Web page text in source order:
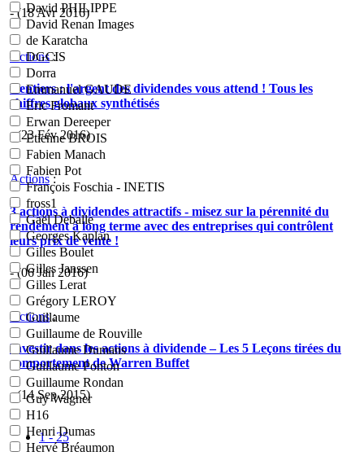
David PHILIPPE
David Renan Images
de Karatcha
DGCIS
Dorra
Emmanuel GAUDE
Eric Fromant
Erwan Dereeper
Etienne BROIS
Fabien Manach
Fabien Pot
François Foschia - INETIS
fross1
Gaël Deballe
Georges Kaplan
Gilles Boulet
Gilles Janssen
Gilles Lerat
Grégory LEROY
Guillaume
Guillaume de Rouville
Guillaume Dumans
Guillaume Ponton
Guillaume Rondan
Guy Wagner
H16
Henri Dumas
Hervé Bréaumon
- (18 Avr 2016)
Actions:
Rentiers : l'argent des dividendes vous attend ! Tous les
chiffres globaux synthétisés
- (23 Fév 2016)
Actions:
3 actions à dividendes attractifs - misez sur la pérennité du
rendement à long terme avec des entreprises qui contrôlent
leurs prix de vente !
- (06 Jan 2016)
Actions:
Investir dans les actions à dividende – Les 5 Leçons tirées du
comportement de Warren Buffet
- (14 Sep 2015)
1 - 25